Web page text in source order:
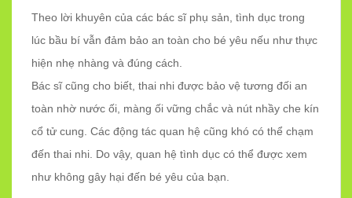
Theo lời khuyên của các bác sĩ phụ sản, tình dục trong
lúc bầu bí vẫn đảm bảo an toàn cho bé yêu nếu như thực
hiện nhẹ nhàng và đúng cách.
Bác sĩ cũng cho biết, thai nhi được bảo vệ tương đối an
toàn nhờ nước ối, màng ối vững chắc và nút nhầy che kín
cổ tử cung. Các động tác quan hệ cũng khó có thể chạm
đến thai nhi. Do vậy, quan hệ tình dục có thể được xem
như không gây hại đến bé yêu của bạn.